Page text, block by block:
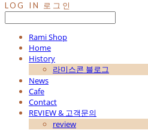
LOG IN 로그인
Rami Shop
Home
History
라미스콘 블로그
News
Cafe
Contact
REVIEW & 고객문의
review